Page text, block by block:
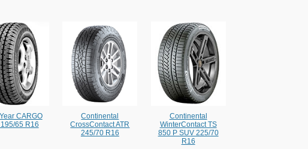
CARGO
65 R16
Continental
CrossContact ATR
245/70 R16
Continental
WinterContact TS
850 P SUV 225/70
R16